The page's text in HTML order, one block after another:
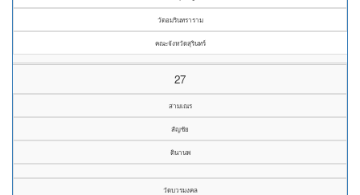
วัดอมรินทราราม
คณะจังหวัดสุรินทร์
27
สามเณร
สัญชัย
ตินานพ
วัดบวรมงคล